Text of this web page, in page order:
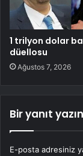
1 trilyon dolar
düellosu
Ağustos 7, 2026
Bir yanıt yazın
E-posta adresiniz